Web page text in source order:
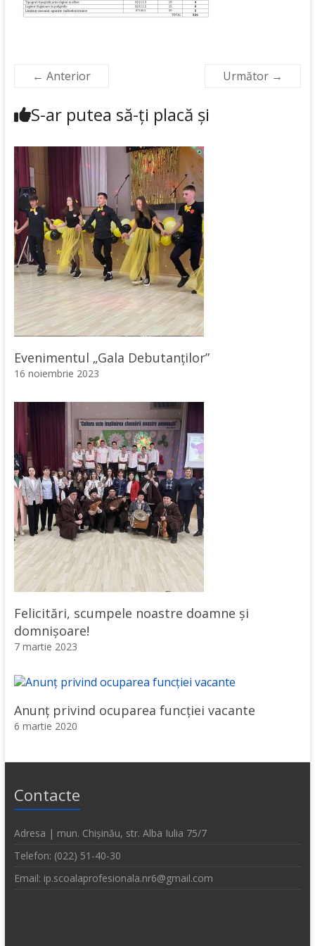
← Anterior Următor →
S-ar putea să-ți placă și
Evenimentul „Gala Debutanților”
16 noiembrie 2023
Felicitări, scumpele noastre doamne și
domnișoare!
7 martie 2023
Anunț privind ocuparea funcției vacante
6 martie 2020
Contacte
Adresa | mun. Chișinău, str. Alba Iulia 75/7
Telefon: (022) 51-40-30
Email: ip.scoalaprofesionala.nr6@gmail.com